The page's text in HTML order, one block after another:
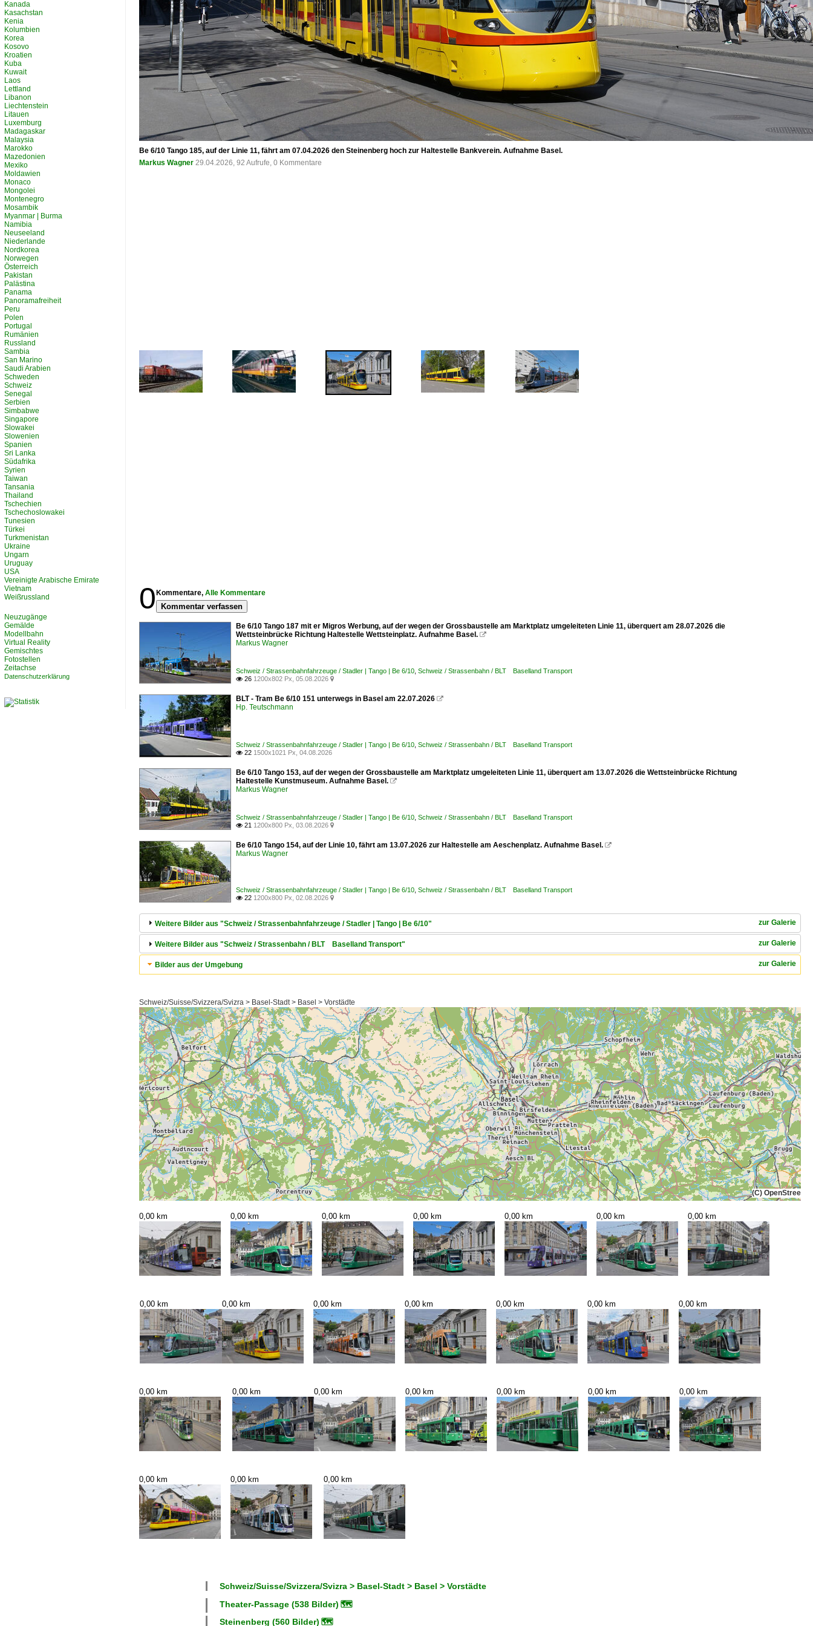
Be 6/10 Tango 185, auf der Linie 11, fährt am 07.04.2026 den Steinenberg hoch zur Haltestelle Bankverein. Aufnahme Basel.
Markus Wagner 29.04.2026, 92 Aufrufe, 0 Kommentare
0 Kommentare, Alle Kommentare
Kommentar verfassen
Be 6/10 Tango 187 mit er Migros Werbung, auf der wegen der Grossbaustelle am Marktplatz umgeleiteten Linie 11, überquert am 28.07.2026 die
Wettsteinbrücke Richtung Haltestelle Wettsteinplatz. Aufnahme Basel. 
Markus Wagner
Schweiz / Strassenbahnfahrzeuge / Stadler | Tango | Be 6/10 Schweiz / Strassenbahn / BLT Baselland Transport
 26 1200x802 Px, 05.08.2026 
BLT - Tram Be 6/10 151 unterwegs in Basel am 22.07.2026 
Hp. Teutschmann
Schweiz / Strassenbahnfahrzeuge / Stadler | Tango | Be 6/10 Schweiz / Strassenbahn / BLT Baselland Transport
 22 1500x1021 Px, 04.08.2026
Be 6/10 Tango 153, auf der wegen der Grossbaustelle am Marktplatz umgeleiteten Linie 11, überquert am 13.07.2026 die Wettsteinbrücke Richtung
Haltestelle Kunstmuseum. Aufnahme Basel. 
Markus Wagner
Schweiz / Strassenbahnfahrzeuge / Stadler | Tango | Be 6/10 Schweiz / Strassenbahn / BLT Baselland Transport
 21 1200x800 Px, 03.08.2026 
Be 6/10 Tango 154, auf der Linie 10, fährt am 13.07.2026 zur Haltestelle am Aeschenplatz. Aufnahme Basel. 
Markus Wagner
Schweiz / Strassenbahnfahrzeuge / Stadler | Tango | Be 6/10 Schweiz / Strassenbahn / BLT Baselland Transport
 22 1200x800 Px, 02.08.2026 
zur Galerie
Weitere Bilder aus "Schweiz / Strassenbahnfahrzeuge / Stadler | Tango | Be 6/10"
zur Galerie
Weitere Bilder aus "Schweiz / Strassenbahn / BLT Baselland Transport"
zur Galerie
Bilder aus der Umgebung
Schweiz/Suisse/Svizzera/Svizra > Basel-Stadt > Basel > Vorstädte
(C)
0,00 km 0,00 km 0,00 km 0,00 km 0,00 km 0,00 km 0,00 km
0,00 km 0,00 km 0,00 km 0,00 km 0,00 km 0,00 km 0,00 km
0,00 km 0,00 km 0,00 km 0,00 km 0,00 km 0,00 km 0,00 km
0,00 km 0,00 km 0,00 km
Schweiz/Suisse/Svizzera/Svizra > Basel-Stadt > Basel > Vorstädte
Theater-Passage (538 Bilder) 🗺
Steinenberg (560 Bilder) 🗺
Kanada
Kasachstan
Kenia
Kolumbien
Korea
Kosovo
Kroatien
Kuba
Kuwait
Laos
Lettland
Libanon
Liechtenstein
Litauen
Luxemburg
Madagaskar
Malaysia
Marokko
Mazedonien
Mexiko
Moldawien
Monaco
Mongolei
Montenegro
Mosambik
Myanmar | Burma
Namibia
Neuseeland
Niederlande
Nordkorea
Norwegen
Österreich
Pakistan
Palästina
Panama
Panoramafreiheit
Peru
Polen
Portugal
Rumänien
Russland
Sambia
San Marino
Saudi Arabien
Schweden
Schweiz
Senegal
Serbien
Simbabwe
Singapore
Slowakei
Slowenien
Spanien
Sri Lanka
Südafrika
Syrien
Taiwan
Tansania
Thailand
Tschechien
Tschechoslowakei
Tunesien
Türkei
Turkmenistan
Ukraine
Ungarn
Uruguay
USA
Vereinigte Arabische Emirate
Vietnam
Weißrussland
Neuzugänge
Gemälde
Modellbahn
Virtual Reality
Gemischtes
Fotostellen
Zeitachse
Datenschutzerklärung